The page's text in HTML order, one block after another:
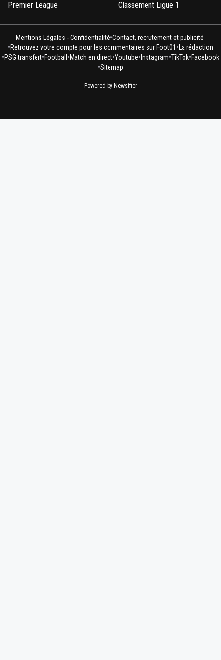
Premier League
Classement Ligue 1
Mentions Légales - Confidentialité•Contact, recrutement et publicité
•Retrouvez votre compte pour les commentaires sur Foot01 • La rédaction
•PSG transfert•Football •Match en direct•Youtube• Instagram•TikTok•Facebook
•Sitemap
Powered by Newsifier